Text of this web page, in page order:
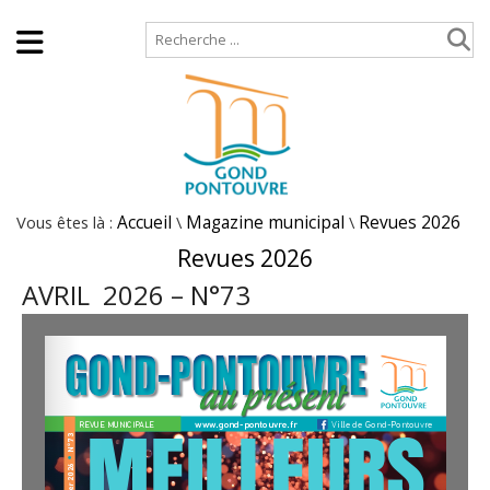
Vous êtes là : Accueil \ Magazine municipal \ Revues 2026
Revues 2026
AVRIL 2026 – N°73